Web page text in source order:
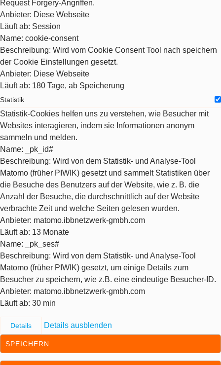
Request Forgery-Angriffen.
Anbieter: Diese Webseite
Läuft ab: Session
Name: cookie-consent
Beschreibung: Wird vom Cookie Consent Tool nach speichern
der Cookie Einstellungen gesetzt.
Anbieter: Diese Webseite
Läuft ab: 180 Tage, ab Speicherung
Statistik
Statistik-Cookies helfen uns zu verstehen, wie Besucher mit
Websites interagieren, indem sie Informationen anonym
sammeln und melden.
Name: _pk_id#
Beschreibung: Wird von dem Statistik- und Analyse-Tool
Matomo (früher PIWIK) gesetzt und sammelt Statistiken über
die Besuche des Benutzers auf der Website, wie z. B. die
Anzahl der Besuche, die durchschnittlich auf der Website
verbrachte Zeit und welche Seiten gelesen wurden.
Anbieter: matomo.ibbnetzwerk-gmbh.com
Läuft ab: 13 Monate
Name: _pk_ses#
Beschreibung: Wird von dem Statistik- und Analyse-Tool
Matomo (früher PIWIK) gesetzt, um einige Details zum
Besucher zu speichern, wie z.B. eine eindeutige Besucher-ID.
Anbieter: matomo.ibbnetzwerk-gmbh.com
Läuft ab: 30 min
Details Details ausblenden
SPEICHERN